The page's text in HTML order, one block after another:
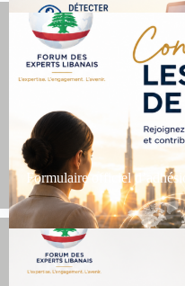
Formulaire officiel